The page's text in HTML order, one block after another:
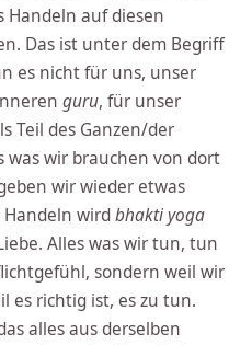
Handeln auf diesen
Das ist unter dem Begriff
es nicht für uns, unser
guru, für unser
Teil des Ganzen/der
was wir brauchen von dort
wir wieder etwas
Handeln wirdbhakti yoga
Alles was wir tun, tun
sondern weil wir
es richtig ist, es zu tun.
alles aus derselben